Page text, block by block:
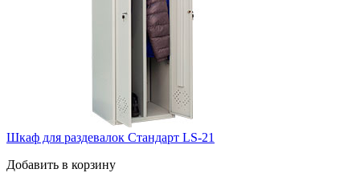
Шкаф для раздевалок Стандарт LS-21
Добавить в корзину